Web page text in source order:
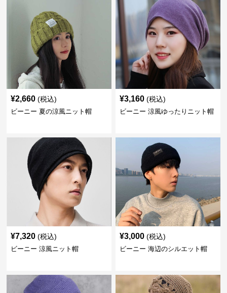
¥2,660 (税込)
ビーニー 夏の涼風ニット帽
¥3,160 (税込)
ビーニー 涼風ゆったりニット帽
¥7,320 (税込)
ビーニー 涼風ニット帽
¥3,000 (税込)
ビーニー 海辺のシルエット帽